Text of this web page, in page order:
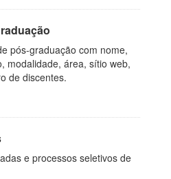
pós-graduação com nome,
modalidade, área, sítio web,
de discentes.
e processos seletivos de